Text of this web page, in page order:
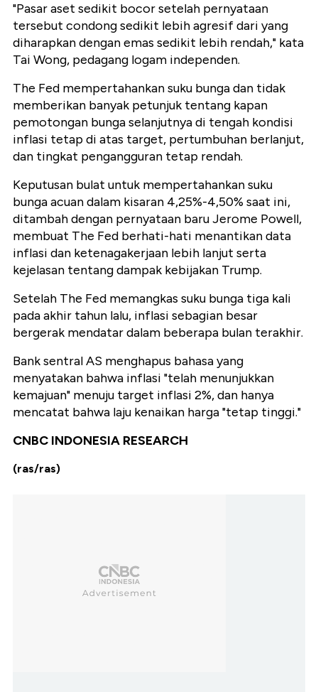
"Pasar aset sedikit bocor setelah pernyataan
tersebut condong sedikit lebih agresif dari yang
diharapkan dengan emas sedikit lebih rendah," kata
Tai Wong, pedagang logam independen.
The Fed mempertahankan suku bunga dan tidak
memberikan banyak petunjuk tentang kapan
pemotongan bunga selanjutnya di tengah kondisi
inflasi tetap di atas target, pertumbuhan berlanjut,
dan tingkat pengangguran tetap rendah.
Keputusan bulat untuk mempertahankan suku
bunga acuan dalam kisaran 4,25%-4,50% saat ini,
ditambah dengan pernyataan baru Jerome Powell,
membuat The Fed berhati-hati menantikan data
inflasi dan ketenagakerjaan lebih lanjut serta
kejelasan tentang dampak kebijakan Trump.
Setelah The Fed memangkas suku bunga tiga kali
pada akhir tahun lalu, inflasi sebagian besar
bergerak mendatar dalam beberapa bulan terakhir.
Bank sentral AS menghapus bahasa yang
menyatakan bahwa inflasi "telah menunjukkan
kemajuan" menuju target inflasi 2%, dan hanya
mencatat bahwa laju kenaikan harga "tetap tinggi."
CNBC INDONESIA RESEARCH
(ras/ras)